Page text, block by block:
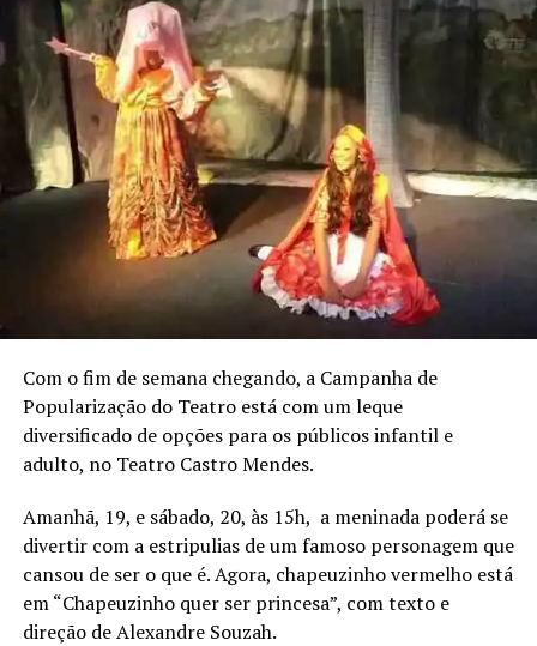
Com o fim de semana chegando, a Campanha de
Popularização do Teatro está com um leque
diversificado de opções para os públicos infantil e
adulto, no Teatro Castro Mendes.
Amanhã, 19, e sábado, 20, às 15h, a meninada poderá se
divertir com a estripulias de um famoso personagem que
cansou de ser o que é. Agora, chapeuzinho vermelho está
em “Chapeuzinho quer ser princesa”, com texto e
direção de Alexandre Souzah.